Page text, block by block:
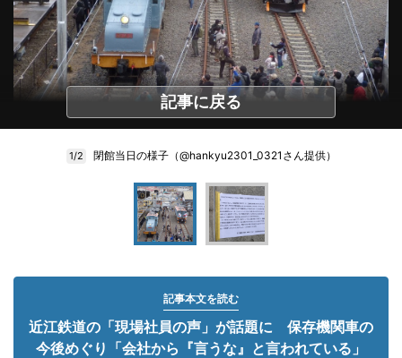
記事に戻る
1/2 閉館当日の様子（@hankyu2301_0321さん提供）
記事本文を読む
近江鉄道の「現場社員の声」が話題に 保存機関車の
今後めぐり「会社から『言うな』と言われている」